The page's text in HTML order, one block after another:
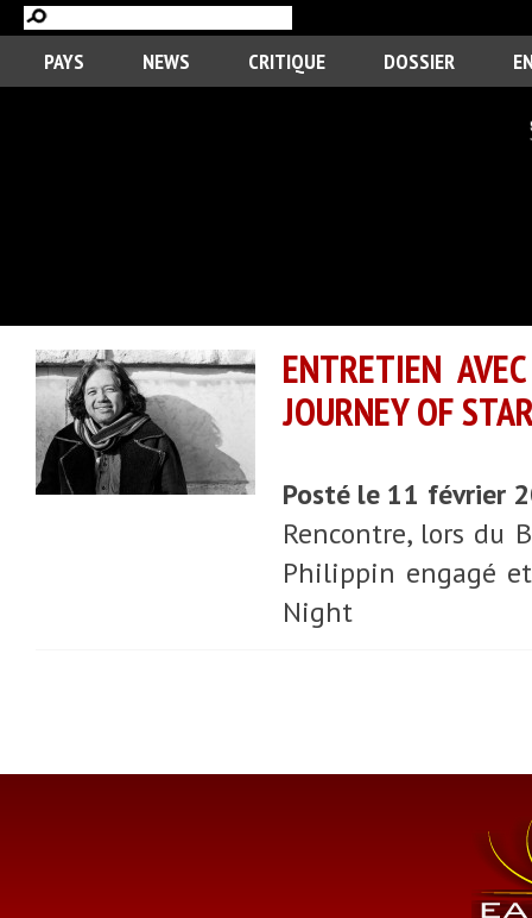
PAYS NEWS CRITIQUE DOSSIER
ENTRETIEN
JOURNEY OF
Posté le 11 février
Rencontre, lors du
Philippin engagé
Night